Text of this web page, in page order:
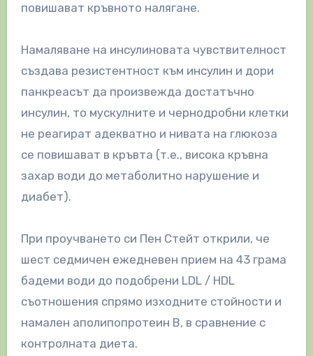
повишават кръвното налягане.
Намаляване на инсулиновата чувствителност
създава резистентност към инсулин и дори
панкреасът да произвежда достатъчно
инсулин, то мускулните и чернодробни клетки
не реагират адекватно и нивата на глюкоза
се повишават в кръвта (т.е., висока кръвна
захар води до метаболитно нарушение и
диабет).
При проучването си Пен Стейт открили, че
шест седмичен ежедневен прием на 43 грама
бадеми води до подобрени LDL / HDL
съотношения спрямо изходните стойности и
намален аполипопротеин B, в сравнение с
контролната диета.